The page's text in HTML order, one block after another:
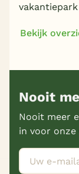
Bekijk
Nooit
Nooit meer
in voor onze